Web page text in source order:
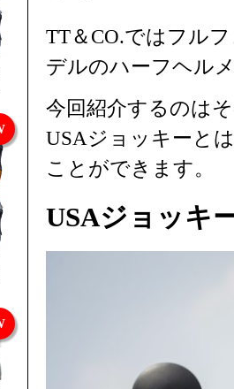
TT＆CO.ではフル
デルのハーフヘル
今回紹介するのは
USAジョッキーと
ことができます。
USAジョッキ